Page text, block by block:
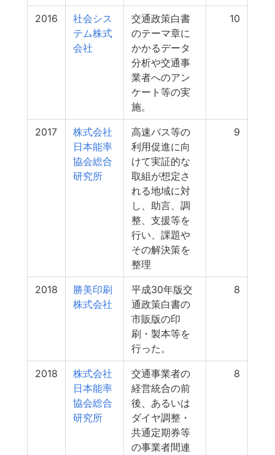
2016
社会シス
テム株式
会社
交通政策白書
のテーマ章に
かかるデータ
分析や交通事
業者へのアン
ケート等の実
施。
10
2017
株式会社
日本能率
協会総合
研究所
高速バス等の
利用促進に向
けて実証的な
取組が想定さ
れる地域に対
し、助言、調
整、支援等を
行い、課題や
その解決策を
整理
9
2018
勝美印刷
株式会社
平成30年版交
通政策白書の
市販版の印
刷・製本等を
行った。
8
2018
株式会社
日本能率
協会総合
研究所
交通事業者の
経営統合の前
後、あるいは
ダイヤ調整・
共通定期券等
の事業者間連
8